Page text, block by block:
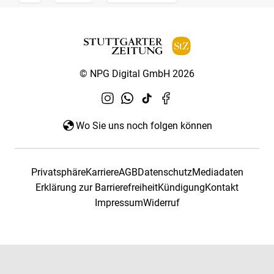
© NPG Digital GmbH 2026
Wo Sie uns noch folgen können
PrivatsphäreKarriereAGBDatenschutzMediadaten
Erklärung zur BarrierefreiheitKündigungKontakt
ImpressumWiderruf